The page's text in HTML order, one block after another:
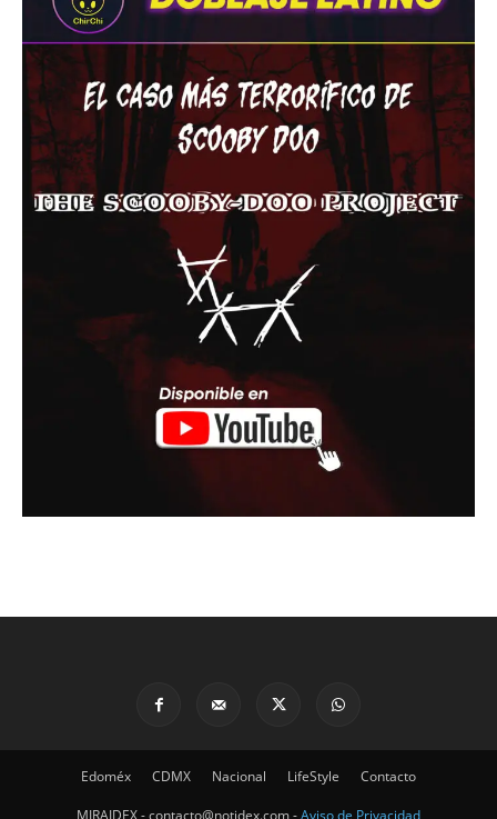
Edoméx CDMX Nacional LifeStyle Contacto
MIRAIDEX - contacto@notidex.com -Aviso de Privacidad